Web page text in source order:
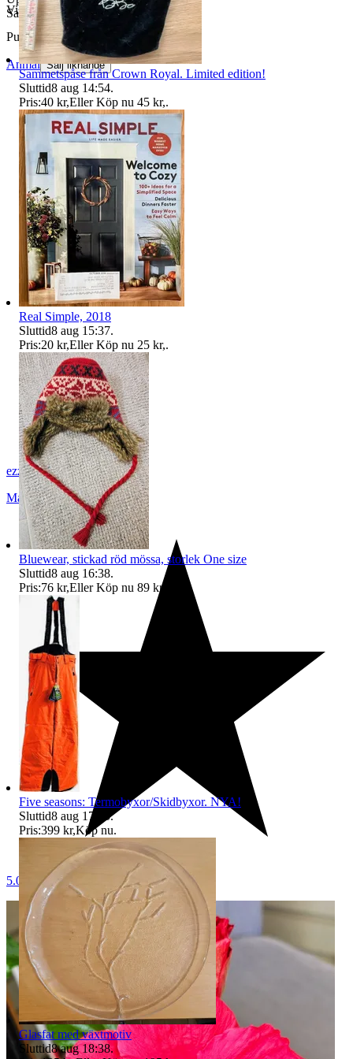
Samfrakt erbjudes!
Visningar 87
Publicerad 28 jun 13:37
Anmäl Sälj liknande
ezzz_ezzz
Malmö,Sverige
5.0
Sammetspåse från Crown Royal. Limited edition!
Sluttid8 aug 14:54.
Pris:40 kr,Eller Köp nu 45 kr,.
Real Simple, 2018
Sluttid8 aug 15:37.
Pris:20 kr,Eller Köp nu 25 kr,.
Bluewear, stickad röd mössa, storlek One size
Sluttid8 aug 16:38.
Pris:76 kr,Eller Köp nu 89 kr,
Five seasons: Termobyxor/Skidbyxor. NYA!
Sluttid8 aug 17:45.
Pris:399 kr,Köp nu.
Glasfat med växtmotiv
Sluttid8 aug 18:38.